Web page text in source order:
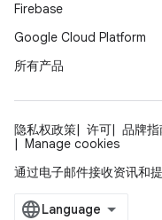
Firebase
Google Cloud Platform
所有产品
隐私权政策 许可 品牌指
Manage cookies
通过电子邮件接收资讯和